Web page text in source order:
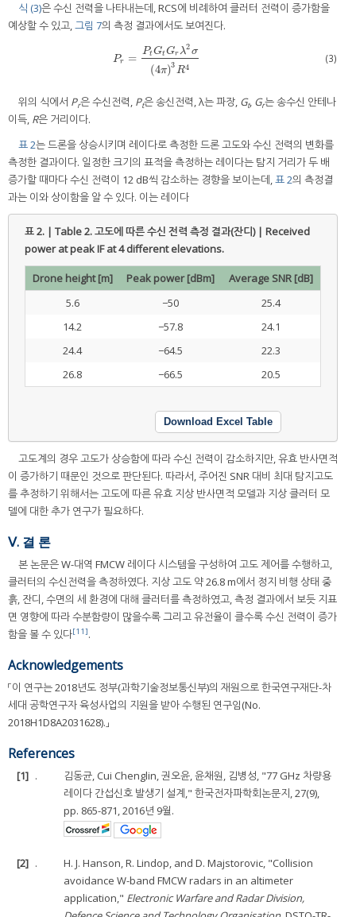
식 (3)은 수신 전력을 나타내는데, RCS에 비례하여 클러터 전력이 증가함을
예상할 수 있고,그림 7의 측정 결과에서도 보여진다.
Pr =
PtGtGrλ2σ
(4π)3R4
Pr= PtGtGrλ2σ(4π)3R (3)
위의 식에서 Pr은 수신전력, Pt은 송신전력, λ는 파장, Gt, Gr는 송수신 안테나
이득, R은 거리이다.
표 2는 드론을 상승시키며 레이다로 측정한 드론 고도와 수신 전력의 변화를
측정한 결과이다. 일정한 크기의 표적을 측정하는 레이다는 탐지 거리가 두 배
증가할 때마다 수신 전력이 12 dB씩 감소하는 경향을 보이는데,표 2의 측정결
과는 이와 상이함을 알 수 있다. 이는 레이다
표 2. | Table 2.고도에 따른 수신 전력 측정 결과(잔디) | Received
power at peak IF at 4 different elevations.
Drone height [m] Peak power [dBm]
Average SNR [dB]
5.6
−50
25.4
14.2
−57.8
24.1
24.4
−64.5
22.3
26.8
−66.5 20.5
Download Excel Table
고도계의 경우 고도가 상승함에 따라 수신 전력이 감소하지만, 유효 반사면적
이 증가하기 때문인 것으로 판단된다. 따라서, 주어진 SNR 대비 최대 탐지고도
를 추정하기 위해서는 고도에 따른 유효 지상 반사면적 모델과 지상 클러터 모
델에 대한 추가 연구가 필요하다.
Ⅴ. 결 론
본 논문은 W-대역 FMCW 레이다 시스템을 구성하여 고도 제어를 수행하고,
클러터의 수신전력을 측정하였다. 지상 고도 약 26.8 m에서 정지 비행 상태 중
흙, 잔디, 수면의 세 환경에 대해 클러터를 측정하였고, 측정 결과에서 보듯 지표
면 영향에 따라 수분함량이 많을수록 그리고 유전율이 클수록 수신 전력이 증가
함을 볼 수 있다[11].
Acknowledgements
「이 연구는 2018년도 정부(과학기술정보통신부)의 재원으로 한국연구재단-차
세대 공학연구자 육성사업의 지원을 받아 수행된 연구임(No.
2018H1D8A2031628).」
References
[1] .
김동균, Cui Chenglin, 권오윤, 윤채원, 김병성, "77 GHz 차량용
레이다 간섭신호 발생기 설계," 한국전자파학회논문지, 27(9),
pp. 865-871, 2016년 9월.
[2] .
H. J. Hanson, R. Lindop, and D. Majstorovic, "Collision
avoidance W-band FMCW radars in an altimeter
application," Electronic Warfare and Radar Division,